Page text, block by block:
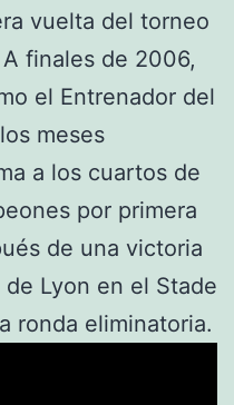
vuelta del torneo
finales de 2006,
el Entrenador del
meses
a los cuartos de
por primera
de una victoria
Lyon en el Stade
ronda eliminatoria.